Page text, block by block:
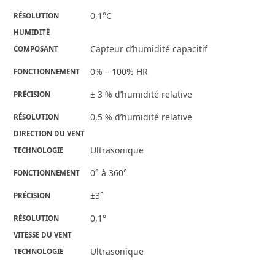
RÉSOLUTION 0,1°C
HUMIDITÉ
COMPOSANT
Capteur d’humidité capacitif
FONCTIONNEMENT 0% – 100% HR
PRÉCISION ± 3 % d’humidité relative
RÉSOLUTION 0,5 % d’humidité relative
DIRECTION DU VENT
TECHNOLOGIE
Ultrasonique
FONCTIONNEMENT 0° à 360°
PRÉCISION ±3°
RÉSOLUTION 0,1°
VITESSE DU VENT
TECHNOLOGIE
Ultrasonique